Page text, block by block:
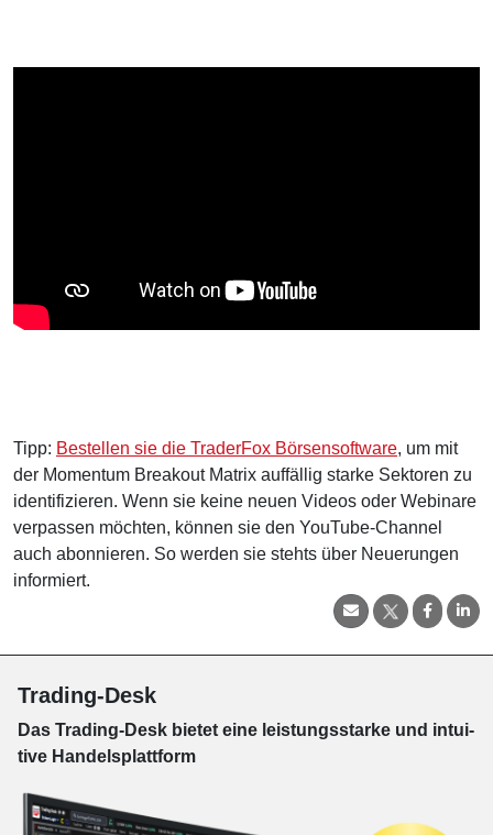
Tipp: Bestellen sie die TraderFox Börsensoftware, um mit
der Momentum Breakout Matrix auffällig starke Sektoren zu
identifizieren. Wenn sie keine neuen Videos oder Webinare
verpassen möchten, können sie den YouTube-Channel
auch abonnieren. So werden sie stehts über Neuerungen
informiert.
Trading-Desk
Das Trading-Desk bie­tet eine leis­tungs­star­ke und in­tui­
tive Han­dels­platt­form